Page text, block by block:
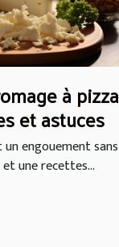
à pizza
et astuces
engouement sans
une recettes...